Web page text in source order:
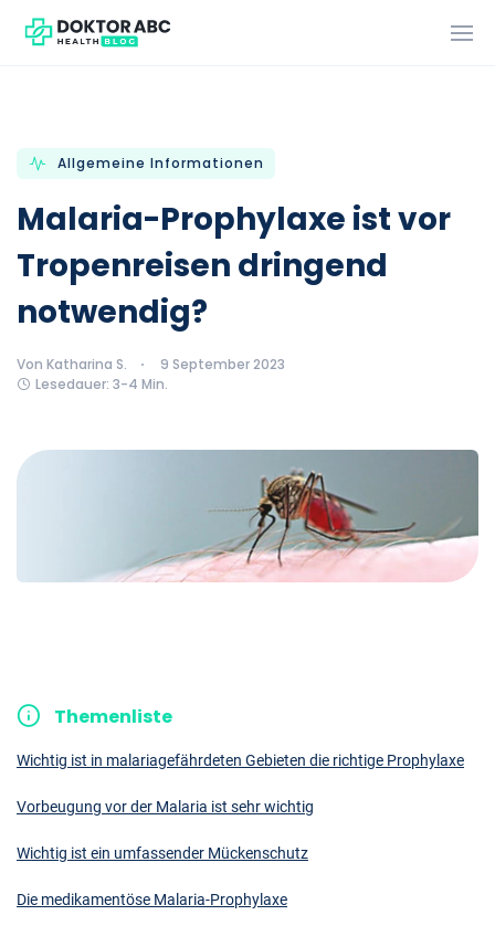
Allgemeine Informationen
Malaria-Prophylaxe ist vor
Tropenreisen dringend
notwendig?
Von Katharina S.
9 September 2023
Lesedauer: 3-4 Min.
Themenliste
Wichtig ist in malariagefährdeten Gebieten die richtige Prophylaxe
Vorbeugung vor der Malaria ist sehr wichtig
Wichtig ist ein umfassender Mückenschutz
Die medikamentöse Malaria-Prophylaxe